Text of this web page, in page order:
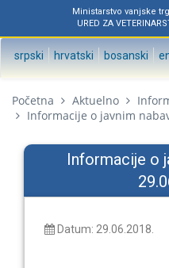
Ministarstvo vanjske
URED ZA
srpski hrvatski bosanski
Početna Aktuelno
Informacije o javnim
Informacije o
Datum: 29.06.2018.